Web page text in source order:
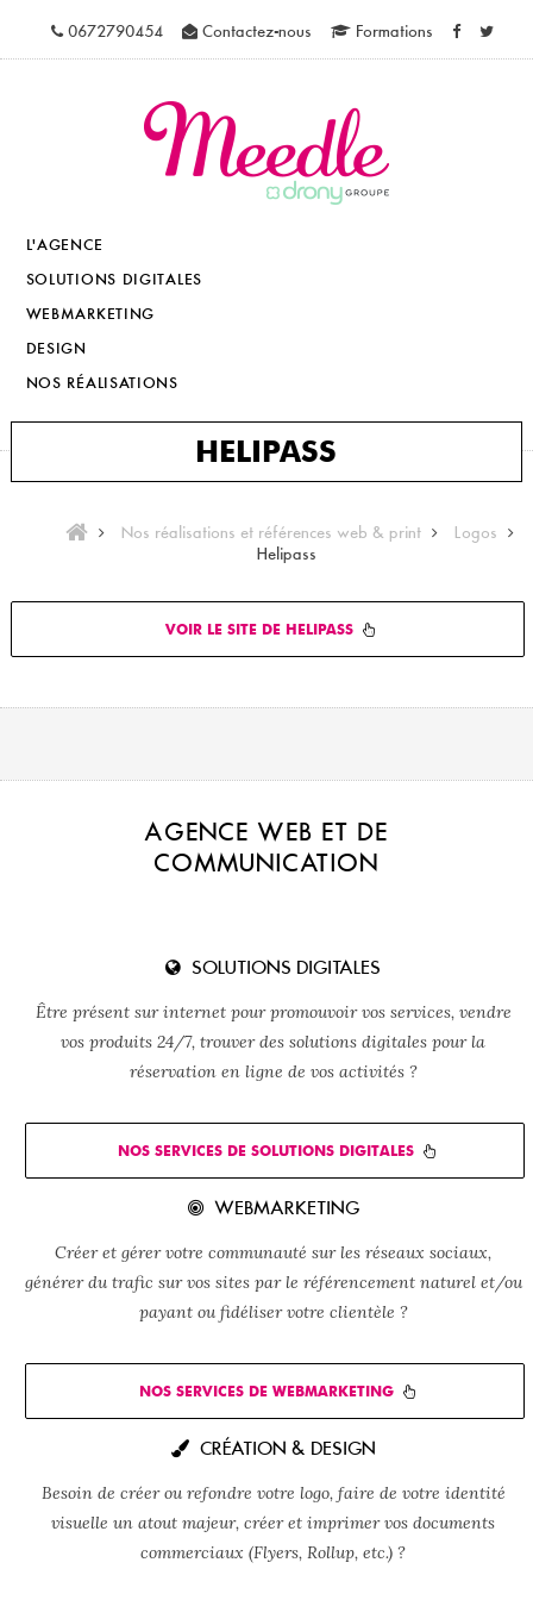
0672790454 Contactez-nous Formations
L'AGENCE
SOLUTIONS DIGITALES
WEBMARKETING
DESIGN
NOS RÉALISATIONS
HELIPASS
Nos réalisations et références web & print
Logos
Helipass
VOIR LE SITE DE HELIPASS
AGENCE WEB ET DE
COMMUNICATION
SOLUTIONS DIGITALES
Être présent sur internet pour promouvoir vos services, vendre
vos produits 24/7, trouver des solutions digitales pour la
réservation en ligne de vos activités ?
NOS SERVICES DE SOLUTIONS DIGITALES
WEBMARKETING
Créer et gérer votre communauté sur les réseaux sociaux,
générer du trafic sur vos sites par le référencement naturel et/ou
payant ou fidéliser votre clientèle ?
NOS SERVICES DE WEBMARKETING
CRÉATION & DESIGN
Besoin de créer ou refondre votre logo, faire de votre identité
visuelle un atout majeur, créer et imprimer vos documents
commerciaux (Flyers, Rollup, etc.) ?